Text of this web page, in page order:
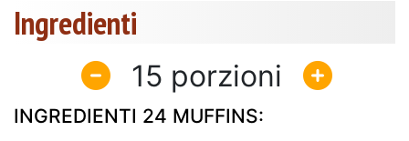
Ingredienti
15
INGREDIENTI 24 MUFFINS: